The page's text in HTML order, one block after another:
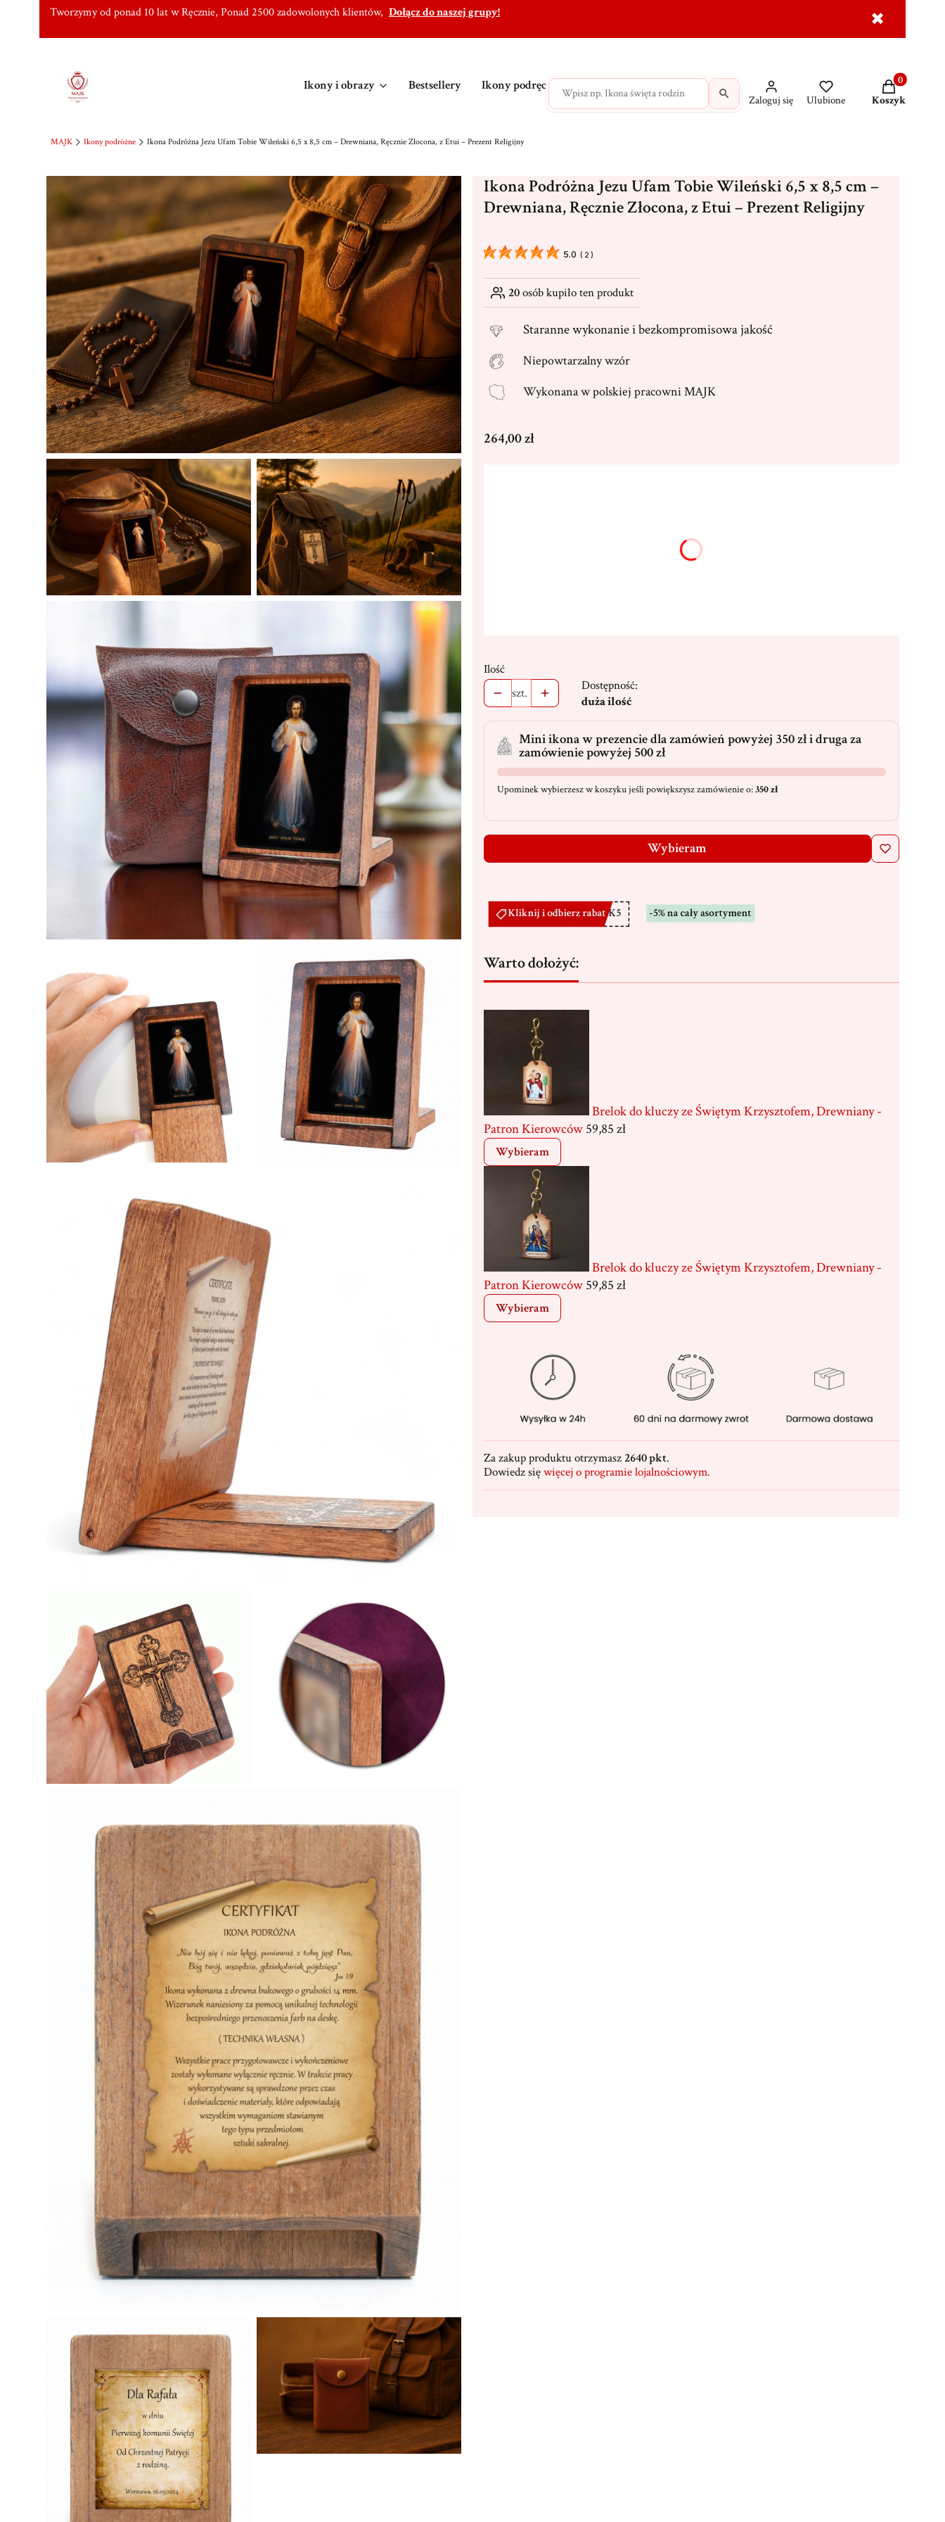
Tworzymy od ponad 10 lat w Ręcznie, Ponad 2500 zadowolonych klientów, Dołącz do naszej grupy! ✖
Ikony i obrazy Bestsellery Ikony podręczne Krzyże MAJK na prezent Wasze
Zaloguj się Ulubione
Produkty w
Koszyk
MAJK Ikony podróżne Ikona Podróżna Jezu Ufam Tobie Wileński 6,5 x 8,5 cm – Drewniana, Ręcznie Złocona, z Etui – Prezent Religijny
Ikona Podróżna Jezu Ufam Tobie Wileński 6,5 x 8,5 cm –
Drewniana, Ręcznie Złocona, z Etui – Prezent Religijny
5.0 ( 2 )
20osób kupiło ten produkt
Starannewykonanie i bezkompromisowa jakość
Niepowtarzalny wzór
Wykonana wpolskiej pracowni MAJK
Cena
264,00 zł
Opcjonalne
Ilość
szt.
Dostępność:
duża ilość
Mini ikona w prezencie dla zamówień powyżej 350 zł i druga za
zamówienie powyżej 500 zł
Upominek wybierzesz w koszyku jeśli powiększysz zamówienie o:350 zł
Wybieram
Warto dołożyć:
Brelok do kluczy ze Świętym Krzysztofem, Drewniany -
Patron Kierowców 59,85 zł
Wybieram
Brelok do kluczy ze Świętym Krzysztofem, Drewniany -
Patron Kierowców 59,85 zł
Wybieram
Za zakup produktu otrzymasz 2640 pkt.
Dowiedz sięwięcej o programie lojalnościowym.